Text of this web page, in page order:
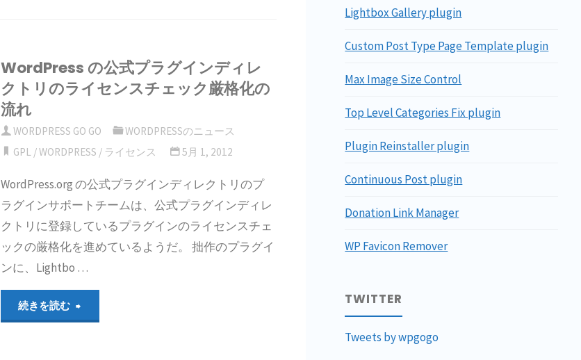
WordPress の公式プラグインディレ
クトリのライセンスチェック厳格化の
流れ
WORDPRESS GO GO
WORDPRESSのニュース
GPL /WORDPRESS / ライセンス 5月 1, 2012
WordPress.org の公式プラグインディレクトリのプ
ラグインサポートチームは、公式プラグインディレ
クトリに登録しているプラグインのライセンスチェ
ックの厳格化を進めているようだ。 拙作のプラグイ
ンに、Lightbo …
続きを読む
Lightbox Gallery plugin
Custom Post Type Page Template plugin
Max Image Size Control
Top Level Categories Fix plugin
Plugin Reinstaller plugin
Continuous Post plugin
Donation Link Manager
WP Favicon Remover
TWITTER
Tweets by wpgogo